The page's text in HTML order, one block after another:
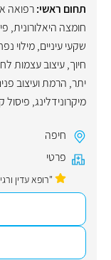
תחום ראשי:רפואה
חומצה היאלורונית,
שקעי עיניים,מילוי
חיוך,עיצוב עצמות
יתר, הרמת ועיצוב
מיקרונידלינג, פיסול
חיפה
פרטי
"רופא עדין